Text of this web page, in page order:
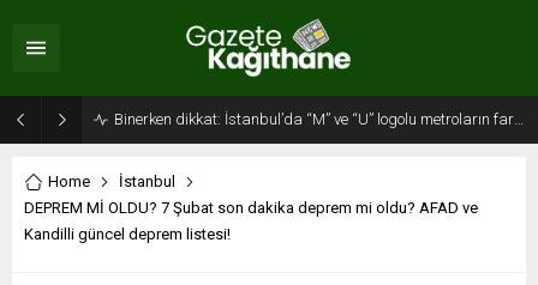
Home
İstanbul
DEPREM Mİ OLDU? 7 Şubat son dakika deprem mi oldu? AFAD ve
Kandilli güncel deprem listesi!